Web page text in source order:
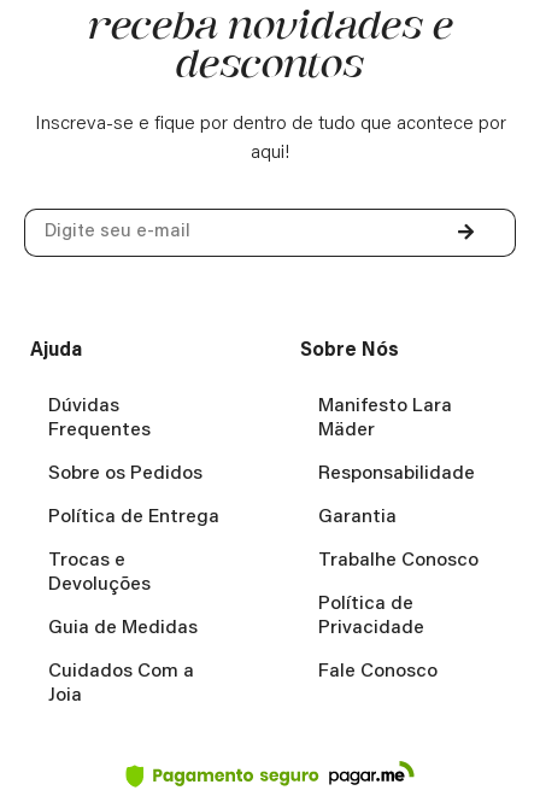
receba novidades e
descontos
Inscreva-se e fique por dentro de tudo que acontece por
aqui!
Ajuda
Dúvidas
Frequentes
Sobre os Pedidos
Política de Entrega
Trocas e
Devoluções
Guia de Medidas
Cuidados Com a
Joia
Sobre Nós
Manifesto Lara
Mäder
Responsabilidade
Garantia
Trabalhe Conosco
Política de
Privacidade
Fale Conosco